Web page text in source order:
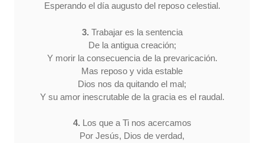
Esperando el día augusto del reposo celestial.
3. Trabajar es la sentencia
De la antigua creación;
Y morir la consecuencia de la prevaricación.
Mas reposo y vida estable
Dios nos da quitando el mal;
Y su amor inescrutable de la gracia es el raudal.
4. Los que a Ti nos acercamos
Por Jesús, Dios de verdad,